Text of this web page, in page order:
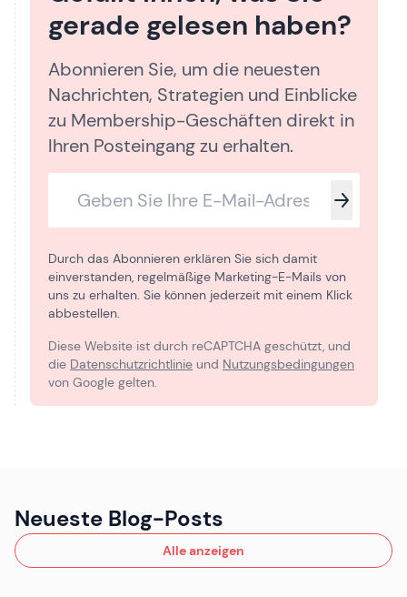
gerade gelesen haben?
Abonnieren Sie, um die neuesten
Nachrichten, Strategien und Einblicke
zu Membership-Geschäften direkt in
Ihren Posteingang zu erhalten.
Durch das Abonnieren erklären Sie sich damit
einverstanden, regelmäßige Marketing-E-Mails von
uns zu erhalten. Sie können jederzeit mit einem Klick
abbestellen.
Diese Website ist durch reCAPTCHA geschützt, und
die Datenschutzrichtlinie und Nutzungsbedingungen
von Google gelten.
Neueste Blog-Posts
Alle anzeigen